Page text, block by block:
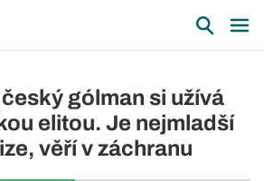
gólman si užívá
elitou. Je nejmladší
věří v záchranu